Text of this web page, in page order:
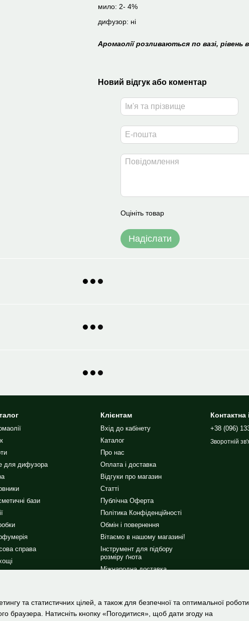
мило: 2- 4%
дифузор: ні
Аромаолії розливаються по вазі, рівень
Новий відгук або коментар
Оцініть товар
Надіслати
для дифузора
бази
справа
Клієнтам
Вхід до кабінету
Каталог
Про нас
Оплата і доставка
Відгуки про магазин
Статті
Публічна Оферта
Політика Конфіденційності
Обмін і повернення
Вітаємо в нашому магазині!
Інструмент для підбору
розміру ґнота
Міжнародна доставка
Контактна
+38 (096)
Зворотній
та статистичних цілей, а також для безпечної та оптимальної роботи
браузера. Натисніть кнопку «Погодитися», щоб дати згоду на